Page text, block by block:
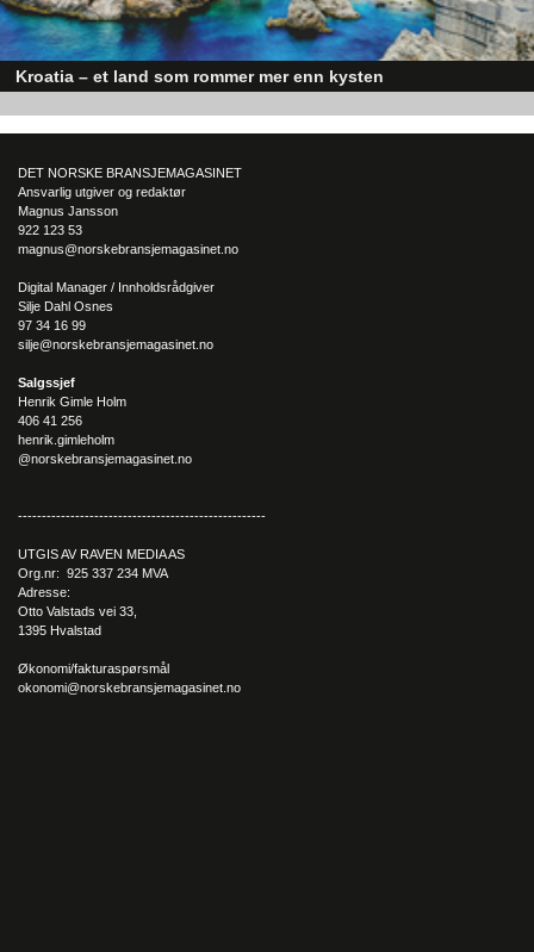
Kroatia – et land som rommer mer enn kysten
sider enn det førsteinntrykket mange sitter igjen med.
DET NORSKE BRANSJEMAGASINET
Ansvarlig utgiver og redaktør
Magnus Jansson
922 123 53
magnus@norskebransjemagasinet.no
Digital Manager / Innholdsrådgiver
Silje Dahl Osnes
97 34 16 99
silje@norskebransjemagasinet.no
Salgssjef
Henrik Gimle Holm
406 41 256
henrik.gimleholm
@norskebransjemagasinet.no
----------------------------------------------------
UTGIS AV RAVEN MEDIA AS
Org.nr: 925 337 234 MVA
Adresse:
Otto Valstads vei 33,
1395 Hvalstad
Økonomi/fakturaspørsmål
okonomi@norskebransjemagasinet.no